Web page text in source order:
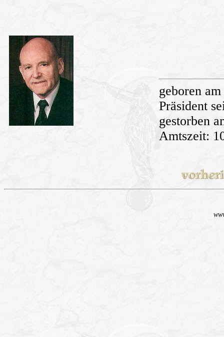
geboren
Präsident
gestorben
Amtszeit: